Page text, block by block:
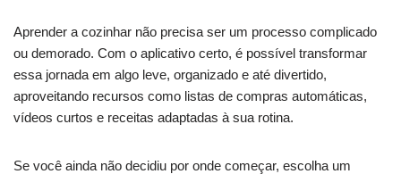
Aprender a cozinhar não precisa ser um processo complicado
ou demorado. Com o aplicativo certo, é possível transformar
essa jornada em algo leve, organizado e até divertido,
aproveitando recursos como listas de compras automáticas,
vídeos curtos e receitas adaptadas à sua rotina.
Se você ainda não decidiu por onde começar, escolha um